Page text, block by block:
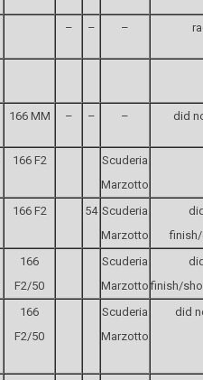
– – –
166 MM – – – did
166 F2
Scuderia
Marzotto
166 F2 54 Scuderia
Marzotto
166
F2/50
Scuderia
Marzotto finish/
166
F2/50
Scuderia
Marzotto
did